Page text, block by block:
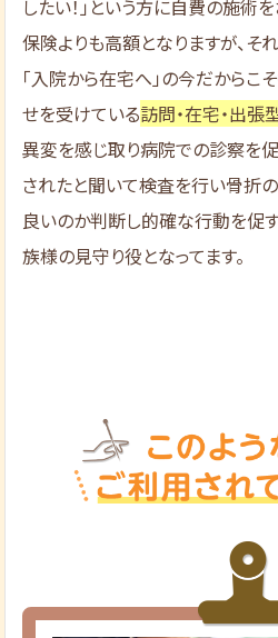
したい！」という方に自費の施術
保険よりも高額となりますが、そ
「入院から在宅へ」の今だからこ
せを受けている訪問・在宅・出張
異変を感じ取り病院での診察を
されたと聞いて検査を行い骨折
良いのか判断し的確な行動を促
族様の見守り役となってます。